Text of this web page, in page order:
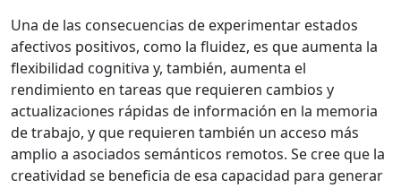
Una de las consecuencias de experimentar estados
afectivos positivos, como la fluidez, es que aumenta la
flexibilidad cognitiva y, también, aumenta el
rendimiento en tareas que requieren cambios y
actualizaciones rápidas de información en la memoria
de trabajo, y que requieren también un acceso más
amplio a asociados semánticos remotos. Se cree que la
creatividad se beneficia de esa capacidad para generar